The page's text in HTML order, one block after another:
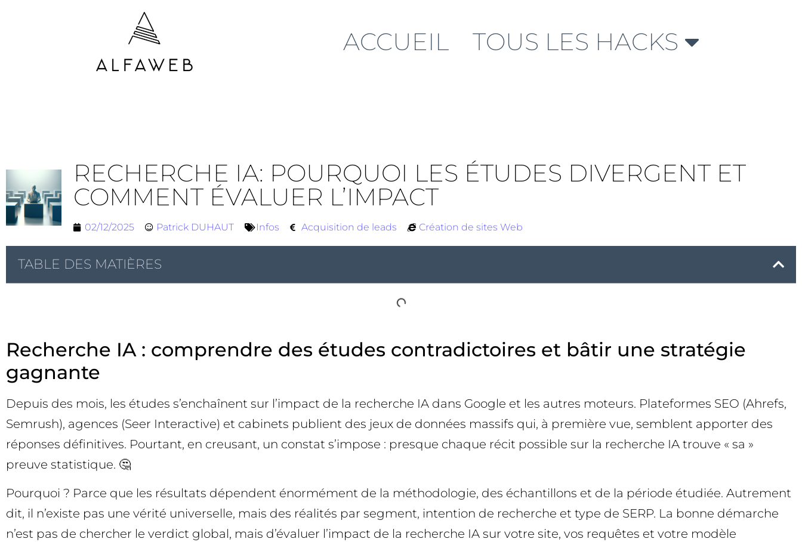
ACCUEIL TOUS LES HACKS
RECHERCHE IA: POURQUOI LES ÉTUDES DIVERGENT ET
COMMENT ÉVALUER L’IMPACT
02/12/2025 Patrick DUHAUT Infos Acquisition de leads Création de sites Web
TABLE DES MATIÈRES
Recherche IA : comprendre des études contradictoires et bâtir une stratégie
gagnante
Depuis des mois, les études s’enchaînent sur l’impact de la recherche IA dans Google et les autres moteurs. Plateformes SEO (Ahrefs,
Semrush), agences (Seer Interactive) et cabinets publient des jeux de données massifs qui, à première vue, semblent apporter des
réponses définitives. Pourtant, en creusant, un constat s’impose : presque chaque récit possible sur la recherche IA trouve « sa »
preuve statistique. 🤔
Pourquoi ? Parce que les résultats dépendent énormément de la méthodologie, des échantillons et de la période étudiée. Autrement
dit, il n’existe pas une vérité universelle, mais des réalités par segment, intention de recherche et type de SERP. La bonne démarche
n’est pas de chercher le verdict global, mais d’évaluer l’impact de la recherche IA sur votre site, vos requêtes et votre modèle